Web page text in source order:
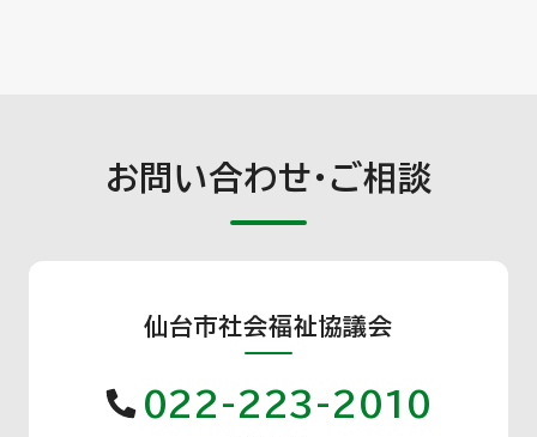
お問い合わせ・ご相談
仙台市社会福祉協議会
022-223-2010